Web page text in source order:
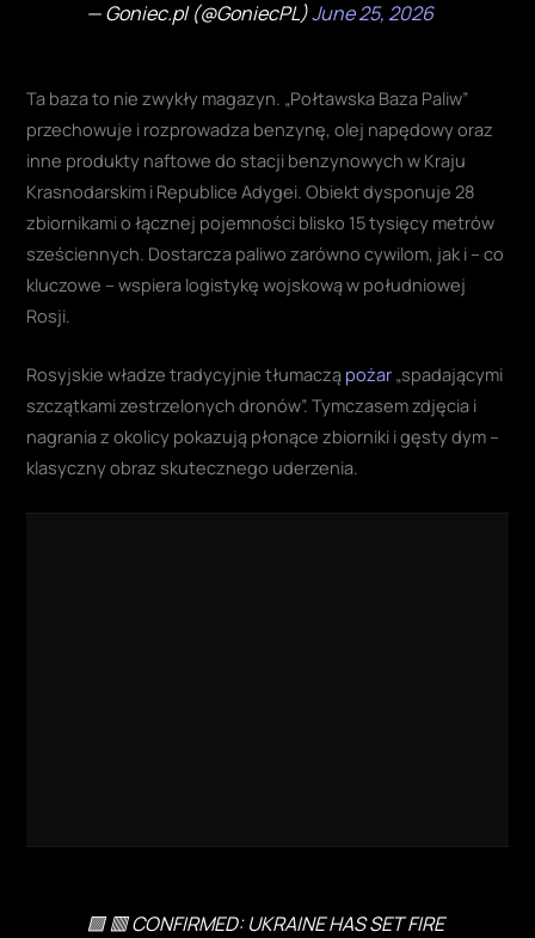
— Goniec.pl (@GoniecPL)June 25, 2026
Ta baza to nie zwykły magazyn. „Połtawska Baza Paliw”
przechowuje i rozprowadza benzynę, olej napędowy oraz
inne produkty naftowe do stacji benzynowych w Kraju
Krasnodarskim i Republice Adygei. Obiekt dysponuje 28
zbiornikami o łącznej pojemności blisko 15 tysięcy metrów
sześciennych. Dostarcza paliwo zarówno cywilom, jak i – co
kluczowe – wspiera logistykę wojskową w południowej
Rosji.
Rosyjskie władze tradycyjnie tłumaczą pożar „spadającymi
szczątkami zestrzelonych dronów”. Tymczasem zdjęcia i
nagrania z okolicy pokazują płonące zbiorniki i gęsty dym –
klasyczny obraz skutecznego uderzenia.
🟪 🟥 CONFIRMED: UKRAINE HAS SET FIRE